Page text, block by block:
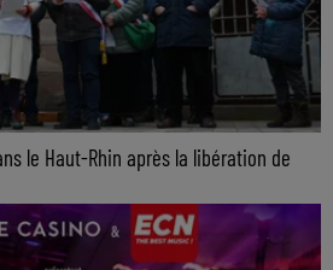
le Haut-Rhin après la libération de